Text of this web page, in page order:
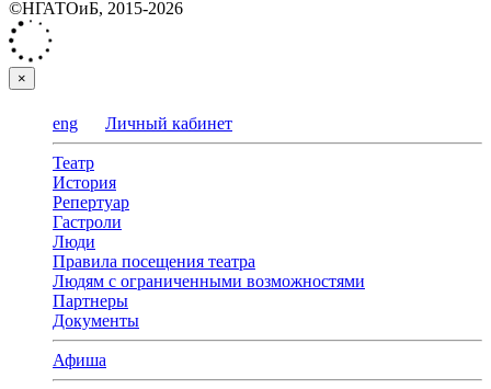
©НГАТОиБ, 2015-2026
×
eng Личный кабинет
Театр
История
Репертуар
Гастроли
Люди
Правила посещения театра
Людям с ограниченными возможностями
Партнеры
Документы
Афиша